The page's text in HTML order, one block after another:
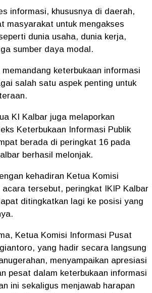
informasi, khususnya di daerah,
masyarakat untuk mengakses
dunia usaha, dunia kerja,
sumber daya modal.
keterbukaan informasi
salah satu aspek penting untuk
KI Kalbar juga melaporkan
Keterbukaan Informasi Publik
berada di peringkat 16 pada
berhasil melonjak.
kehadiran Ketua Komisi
tersebut, peringkat IKIP Kalbar
ditingkatkan lagi ke posisi yang
Ketua Komisi Informasi Pusat
yang hadir secara langsung
menyampaikan apresiasi
pesat dalam keterbukaan informasi
ini sekaligus menjawab harapan